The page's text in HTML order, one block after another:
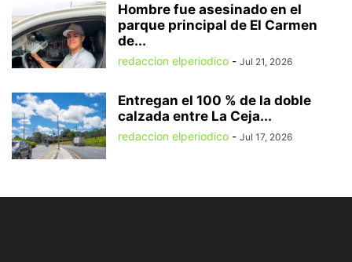
Hombre fue asesinado en el
parque principal de El Carmen
de...
redaccion elperiodico - Jul 21, 2026
Entregan el 100 % de la doble
calzada entre La Ceja...
redaccion elperiodico - Jul 17, 2026